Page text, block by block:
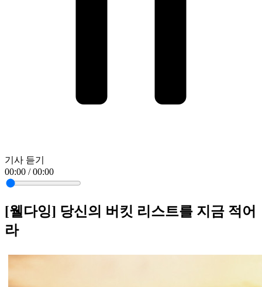
기사 듣기
00:00 / 00:00
[웰다잉] 당신의 버킷 리스트를 지금 적어
라